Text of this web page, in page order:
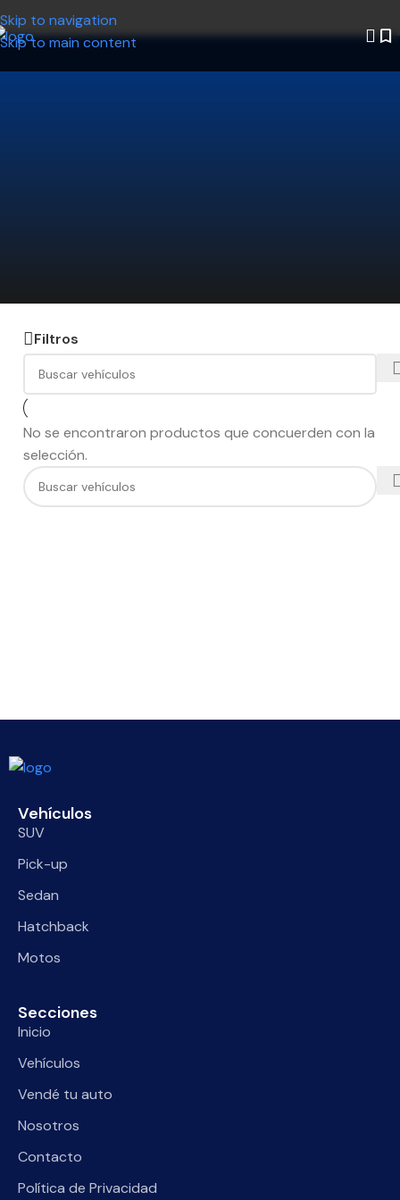
Skip to navigation
Skip to main content
Filtros
No se encontraron productos que concuerden con la
selección.
Vehículos
SUV
Pick-up
Sedan
Hatchback
Motos
Secciones
Inicio
Vehículos
Vendé tu auto
Nosotros
Contacto
Política de Privacidad